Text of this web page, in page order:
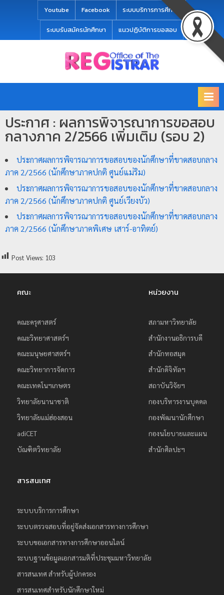
Youtube Facebook ระบบบริการการศึกษา
ระบบรับสมัครนักศึกษา แนวปฏิบัติการขอสอบ
นั
ท
ะ
เ
ย
แ
ะ
ว
ผ
ล
ม
า
วิ
ท
ย
า
ลั
the
Rajabhat
University
ประกาศ : ผลการพิจารณาการขอสอบ
กลางภาค 2/2566 เพิ่มเติม (รอบ 2)
ประกาศผลการพิจารณาการขอสอบของนักศึกษาที่ขาดสอบกลาง
ภาค 2/2566 (นักศึกษาภาคปกติ ศูนย์แม่ริม)
ประกาศผลการพิจารณาการขอสอบของนักศึกษาที่ขาดสอบกลาง
ภาค 2/2566 (นักศึกษาภาคปกติ ศูนย์เวียงบัว)
ประกาศผลการพิจารณาการขอสอบของนักศึกษาที่ขาดสอบกลาง
ภาค 2/2566 (นักศึกษาภาคพิเศษ เสาร์-อาทิตย์)
Post Views: 103
คณะ
คณะครุศาสตร์
คณะวิทยาศาสตร์ฯ
คณะมนุษยศาสตร์ฯ
คณะวิทยาการจัดการ
คณะเทคโนฯเกษตร
วิทยาลัยนานาชาติ
วิทยาลัยแม่ฮ่องสอน
adiCET
บัณฑิตวิทยาลัย
หน่วยงาน
สภามหาวิทยาลัย
สำนักงานอธิการบดี
สำนักหอสมุด
สำนักดิจิทัลฯ
สถาบันวิจัยฯ
กองบริหารงานบุคคล
กองพัฒนานักศึกษา
กองนโยบายและแผน
สำนักศิลปะฯ
สารสนเทศ
ระบบบริการการศึกษา
ระบบตรวจสอบที่อยู่จัดส่งเอกสารทางการศึกษา
ระบบขอเอกสารทางการศึกษาออนไลน์
ระบบฐานข้อมูลเอกสารมติที่ประชุมมหาวิทยาลัย
สารสนเทศ สำหรับผู้ปกครอง
สารสนเทศสำหรับนักศึกษาใหม่
modal-check